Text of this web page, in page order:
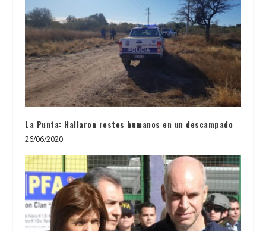
La Punta: Hallaron restos humanos en un descampado
26/06/2020